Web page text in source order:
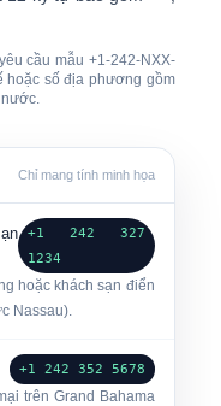
cầu mẫu +1-242-NXX-
hoặc số địa phương gồm
nước.
Chỉ mang tính minh họa
+1 242 327
1234
hoặc khách sạn điển
Nassau).
+1 242 352 5678
trên Grand Bahama